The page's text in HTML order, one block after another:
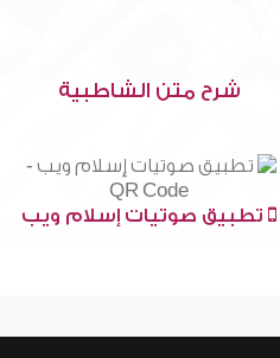
شرح متن الشاطبية
تطبيق صوتيات إسلام ويب